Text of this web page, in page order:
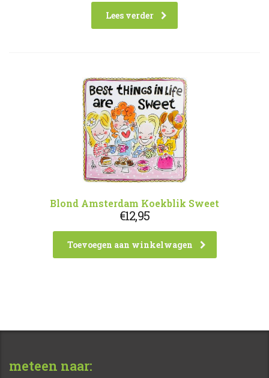
Lees verder
Blond Amsterdam Koekblik Sweet
€12,95
Toevoegen aan winkelwagen
meteen naar: